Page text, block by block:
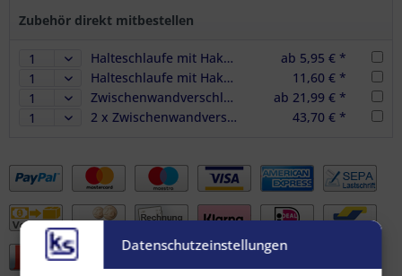
Zubehör direkt mitbestellen
Halteschlaufe mit Haken für Zwischenwandverschlüsse
ab 5,95 € *
Halteschlaufe mit Haken für Zwischenwandverschlüsse - im 2er Set
11,60 € *
Zwischenwandverschluss Spannelement, Endstück, Stahl verzinkt
ab 21,99 € *
2 x Zwischenwandverschluss Spannelement, Endstück, Stahl verzinkt
43,70 € *
Datenschutzeinstellungen